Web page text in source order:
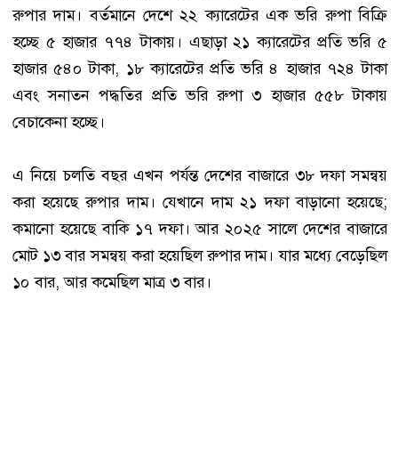
রুপার দাম। বর্তমানে দেশে ২২ ক্যারেটের এক ভরি রুপা বিক্রি
হচ্ছে ৫ হাজার ৭৭৪ টাকায়। এছাড়া ২১ ক্যারেটের প্রতি ভরি ৫
হাজার ৫৪০ টাকা, ১৮ ক্যারেটের প্রতি ভরি ৪ হাজার ৭২৪ টাকা
এবং সনাতন পদ্ধতির প্রতি ভরি রুপা ৩ হাজার ৫৫৮ টাকায়
বেচাকেনা হচ্ছে।
এ নিয়ে চলতি বছর এখন পর্যন্ত দেশের বাজারে ৩৮ দফা সমন্বয়
করা হয়েছে রুপার দাম। যেখানে দাম ২১ দফা বাড়ানো হয়েছে;
কমানো হয়েছে বাকি ১৭ দফা। আর ২০২৫ সালে দেশের বাজারে
মোট ১৩ বার সমন্বয় করা হয়েছিল রুপার দাম। যার মধ্যে বেড়েছিল
১০ বার, আর কমেছিল মাত্র ৩ বার।